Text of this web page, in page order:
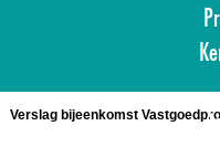
Verslag bijeenkomst